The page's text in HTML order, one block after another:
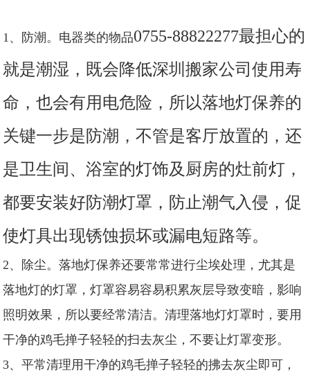
1、防潮。电器类的物品0755-88822277最担心的
就是潮湿，既会降低深圳搬家公司使用寿
命，也会有用电危险，所以落地灯保养的
关键一步是防潮，不管是客厅放置的，还
是卫生间、浴室的灯饰及厨房的灶前灯，
都要安装好防潮灯罩，防止潮气入侵，促
使灯具出现锈蚀损坏或漏电短路等。
2、除尘。落地灯保养还要常常进行尘埃处理，尤其是
落地灯的灯罩，灯罩容易容易积累灰层导致变暗，影响
照明效果，所以要经常清洁。清理落地灯灯罩时，要用
干净的鸡毛掸子轻轻的扫去灰尘，不要让灯罩变形。
3、平常清理用干净的鸡毛掸子轻轻的拂去灰尘即可，